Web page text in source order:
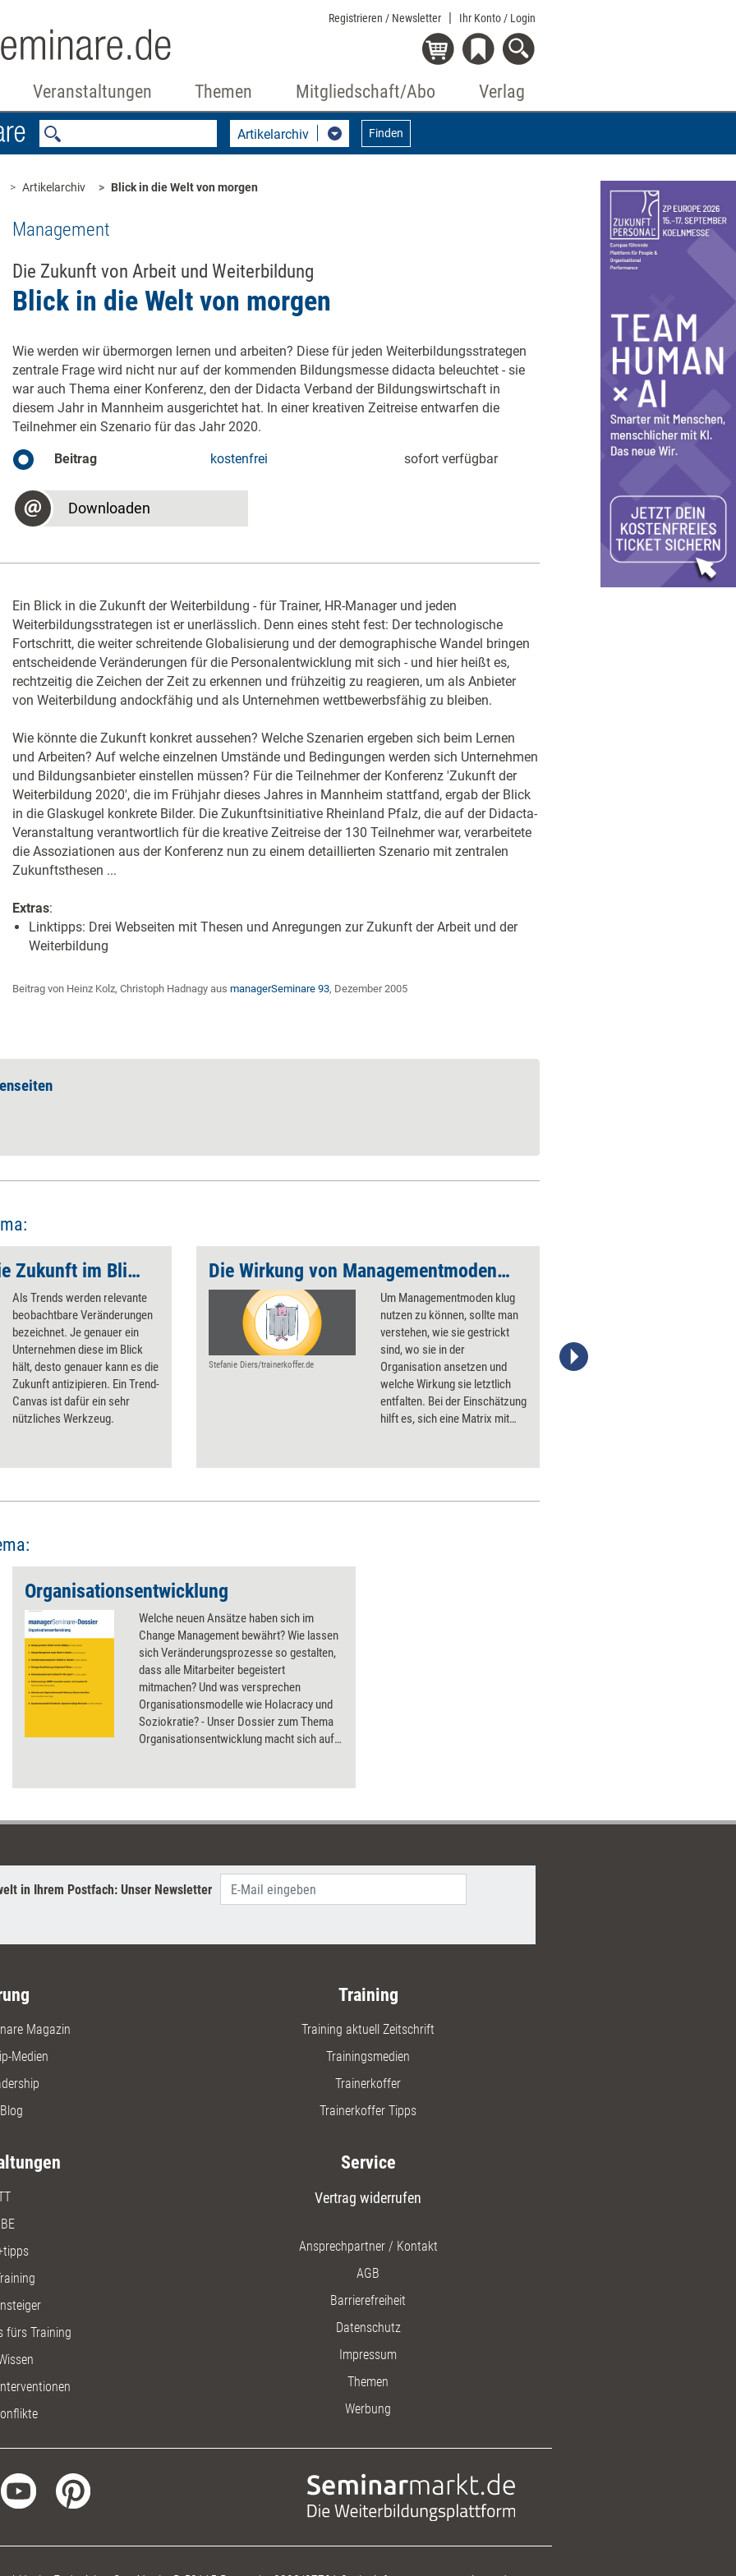
Registrieren / Newsletter Ihr Konto / Login
Veranstaltungen Themen Mitgliedschaft/Abo Verlag
Artikelarchiv Finden
Artikelarchiv Blick in die Welt von morgen
Management
Die Zukunft von Arbeit und Weiterbildung
Blick in die Welt von morgen
Wie werden wir übermorgen lernen und arbeiten? Diese für jeden Weiterbildungsstrategen
zentrale Frage wird nicht nur auf der kommenden Bildungsmesse didacta beleuchtet - sie
war auch Thema einer Konferenz, den der Didacta Verband der Bildungswirtschaft in
diesem Jahr in Mannheim ausgerichtet hat. In einer kreativen Zeitreise entwarfen die
Teilnehmer ein Szenario für das Jahr 2020.
Beitrag kostenfrei sofort verfügbar
Downloaden
Ein Blick in die Zukunft der Weiterbildung - für Trainer, HR-Manager und jeden
Weiterbildungsstrategen ist er unerlässlich. Denn eines steht fest: Der technologische
Fortschritt, die weiter schreitende Globalisierung und der demographische Wandel bringen
entscheidende Veränderungen für die Personalentwicklung mit sich - und hier heißt es,
rechtzeitig die Zeichen der Zeit zu erkennen und frühzeitig zu reagieren, um als Anbieter
von Weiterbildung andockfähig und als Unternehmen wettbewerbsfähig zu bleiben.
Wie könnte die Zukunft konkret aussehen? Welche Szenarien ergeben sich beim Lernen
und Arbeiten? Auf welche einzelnen Umstände und Bedingungen werden sich Unternehmen
und Bildungsanbieter einstellen müssen? Für die Teilnehmer der Konferenz 'Zukunft der
Weiterbildung 2020', die im Frühjahr dieses Jahres in Mannheim stattfand, ergab der Blick
in die Glaskugel konkrete Bilder. Die Zukunftsinitiative Rheinland Pfalz, die auf der Didacta-
Veranstaltung verantwortlich für die kreative Zeitreise der 130 Teilnehmer war, verarbeitete
die Assoziationen aus der Konferenz nun zu einem detaillierten Szenario mit zentralen
Zukunftsthesen ...
Extras:
Linktipps: Drei Webseiten mit Thesen und Anregungen zur Zukunft der Arbeit und der
Weiterbildung
Beitrag von Heinz Kolz, Christoph Hadnagy aus managerSeminare 93, Dezember 2005
Per Trend-Canvas die Zukunft im Blick halten
Als Trends werden relevante
beobachtbare Veränderungen
bezeichnet. Je genauer ein
Unternehmen diese im Blick
hält, desto genauer kann es die
Zukunft antizipieren. Ein Trend-
Canvas ist dafür ein sehr
nützliches Werkzeug.
Die Wirkung von Managementmoden verstehen
Stefanie Diers/trainerkoffer.de
Um Managementmoden klug
nutzen zu können, sollte man
verstehen, wie sie gestrickt
sind, wo sie in der
Organisation ansetzen und
welche Wirkung sie letztlich
entfalten. Bei der Einschätzung
hilft es, sich eine Matrix mit
Stefanie Diers/trainerkoffer.de
Organisationsentwicklung
Welche neuen Ansätze haben sich im
Change Management bewährt? Wie lassen
sich Veränderungsprozesse so gestalten,
dass alle Mitarbeiter begeistert
mitmachen? Und was versprechen
Organisationsmodelle wie Holacracy und
Soziokratie? - Unser Dossier zum Thema
Organisationsentwicklung macht sich auf
in Ihrem Postfach: Unser Newsletter
Magazin
Medien
Training
Training aktuell Zeitschrift
Trainingsmedien
Trainerkoffer
Trainerkoffer Tipps
fürs Training
Service
Vertrag widerrufen
Ansprechpartner / Kontakt
AGB
Barrierefreiheit
Datenschutz
Impressum
Themen
Werbung